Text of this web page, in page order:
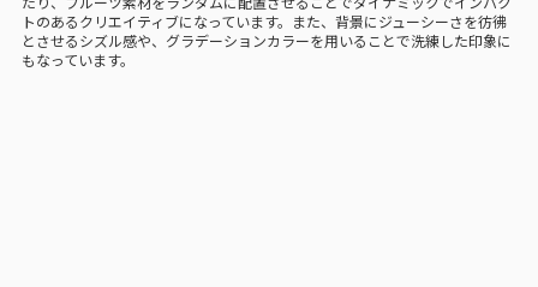
トのあるクリエイティブになっています。また、背景にジューシーさを彷彿
とさせるシズル感や、グラデーションカラーを用いることで洗練した印象に
もなっています。